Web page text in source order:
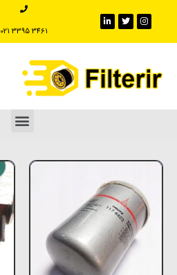
‪021 3395 3461